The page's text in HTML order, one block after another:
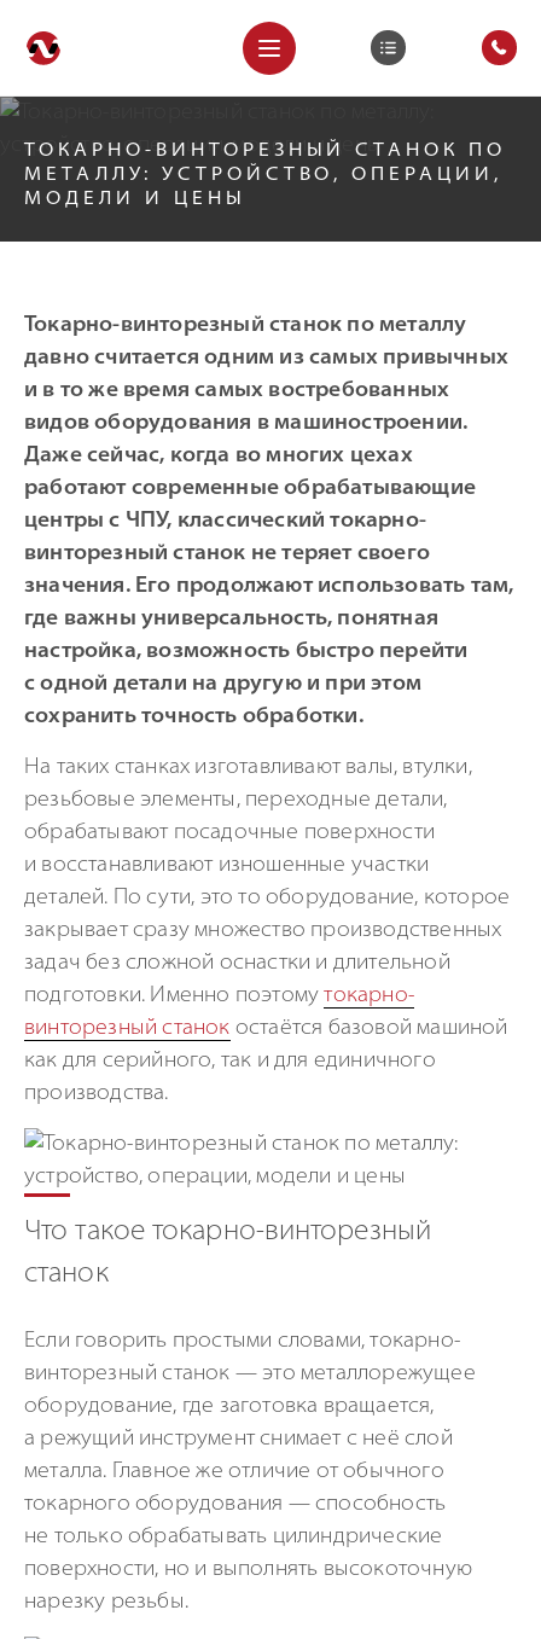
ТОКАРНО-ВИНТОРЕЗНЫЙ СТАНОК ПО
МЕТАЛЛУ: УСТРОЙСТВО, ОПЕРАЦИИ,
МОДЕЛИ И ЦЕНЫ
Токарно-винторезный станок по металлу
давно считается одним из самых привычных
и в то же время самых востребованных
видов оборудования в машиностроении.
Даже сейчас, когда во многих цехах
работают современные обрабатывающие
центры с ЧПУ, классический токарно-
винторезный станок не теряет своего
значения. Его продолжают использовать там,
где важны универсальность, понятная
настройка, возможность быстро перейти
с одной детали на другую и при этом
сохранить точность обработки.
На таких станках изготавливают валы, втулки,
резьбовые элементы, переходные детали,
обрабатывают посадочные поверхности
и восстанавливают изношенные участки
деталей. По сути, это то оборудование, которое
закрывает сразу множество производственных
задач без сложной оснастки и длительной
подготовки. Именно поэтомутокарно-
винторезный станок остаётся базовой машиной
как для серийного, так и для единичного
производства.
Что такое токарно-винторезный
станок
Если говорить простыми словами, токарно-
винторезный станок — это металлорежущее
оборудование, где заготовка вращается,
а режущий инструмент снимает с неё слой
металла. Главное же отличие от обычного
токарного оборудования — способность
не только обрабатывать цилиндрические
поверхности, но и выполнять высокоточную
нарезку резьбы.